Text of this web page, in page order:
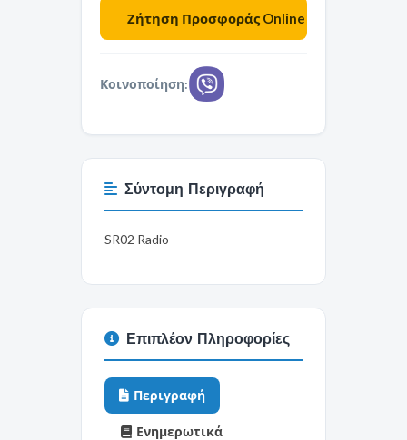
Κοινοποίηση:
Σύντομη Περιγραφή
SR02 Radio
Επιπλέον Πληροφορίες
Περιγραφή
Ενημερωτικά